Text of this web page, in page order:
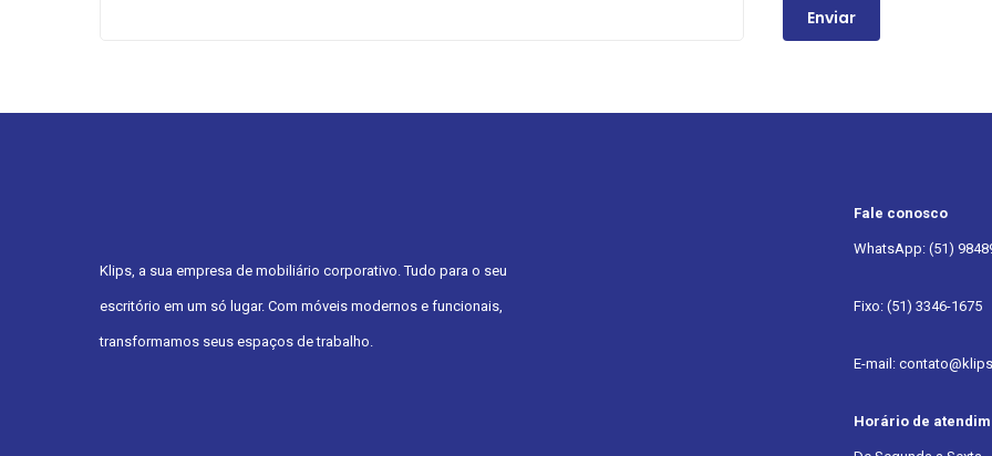
Klips, a sua empresa de mobiliário corporativo. Tudo para o seu
escritório em um só lugar. Com móveis modernos e funcionais,
transformamos seus espaços de trabalho.
Fale conosco
WhatsApp: (51)
Fixo: (51) 3346-1675
E-mail:
Horário de